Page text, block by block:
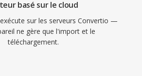
basé sur le cloud
sur les serveurs Convertio —
ne gère que l'import et le
téléchargement.